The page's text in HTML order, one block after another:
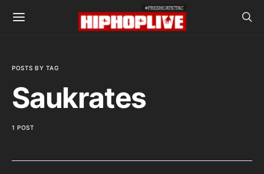
POSTS BY TAG
Saukrates
1 POST